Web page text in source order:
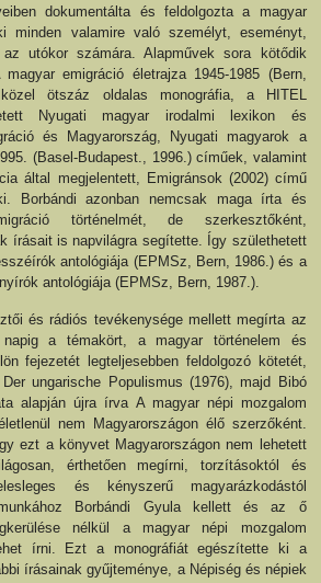
dokumentálta és feldolgozta a magyar
minden valamire való személyt, eseményt,
utókor számára. Alapművek sora kötődik
emigráció életrajza 1945-1985 (Bern,
ötszáz oldalas monográfia, a HITEL
Nyugati magyar irodalmi lexikon és
és Magyarország, Nyugati magyarok a
(Basel-Budapest., 1996.) címűek, valamint
által megjelentett, Emigránsok (2002) című
Borbándi azonban nemcsak maga írta és
történelmét, de szerkesztőként,
írásait is napvilágra segítette. Így születhetett
antológiája (EPMSz, Bern, 1986.) és a
antológiája (EPMSz, Bern, 1987.).
és rádiós tevékenysége mellett megírta az
a témakört, a magyar történelem és
fejezetét legteljesebben feldolgozó kötetét,
ungarische Populismus (1976), majd Bibó
alapján újra írva A magyar népi mozgalom
nem Magyarországon élő szerzőként.
ezt a könyvet Magyarországon nem lehetett
érthetően megírni, torzításoktól és
és kényszerű magyarázkodástól
Borbándi Gyula kellett és az ő
nélkül a magyar népi mozgalom
írni. Ezt a monográfiát egészítette ki a
írásainak gyűjteménye, a Népiség és népiek